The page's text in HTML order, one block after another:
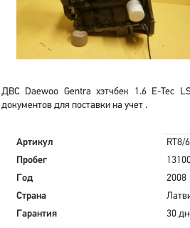
ДВС Daewoo Gentra хэтчбек 1.6 E-Tec
документов для поставки на учет .
Артикул
RT8/
Пробег
Год
2008
Страна
Гарантия
30